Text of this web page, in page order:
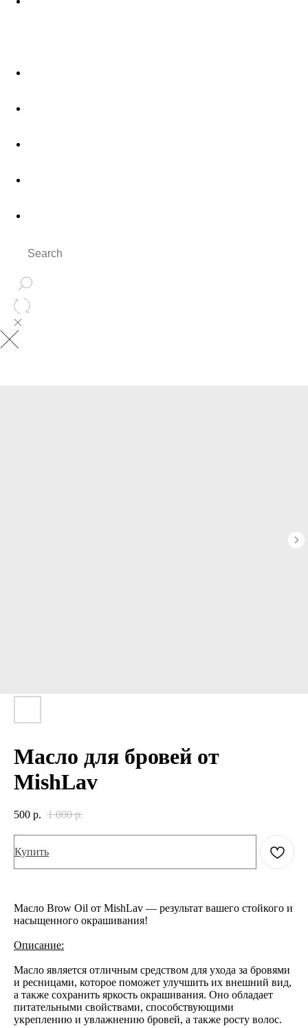
Масло для бровей от
MishLav
500 р. 1 000 р.
Купить
Масло Brow Oil от MishLav — результат вашего стойкого и
насыщенного окрашивания!
Описание:
Масло является отличным средством для ухода за бровями
и ресницами, которое поможет улучшить их внешний вид,
а также сохранить яркость окрашивания. Оно обладает
питательными свойствами, способствующими
укреплению и увлажнению бровей, а также росту волос.